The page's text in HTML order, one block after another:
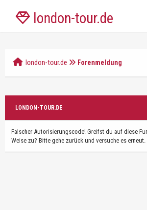
london-tour.de
london-tour.de Forenmeldung
LONDON-TOUR.DE
Falscher Autorisierungscode! Greifst du auf diese
Weise zu? Bitte gehe zurück und versuche es erneut.